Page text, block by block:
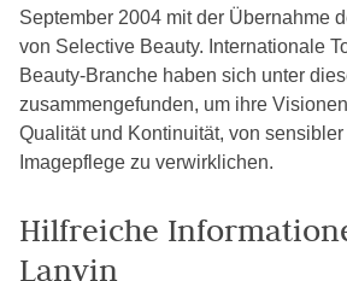
September 2004 mit der Übernahme
von Selective Beauty. Internationale
Beauty-Branche haben sich unter
zusammengefunden, um ihre
Qualität und Kontinuität, von sensibler
Imagepflege zu verwirklichen.
Hilfreiche
Lanvin